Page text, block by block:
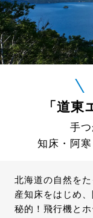
「道
手
知床・阿
北海道の自然を
産知床をはじめ
秘的！飛行機と